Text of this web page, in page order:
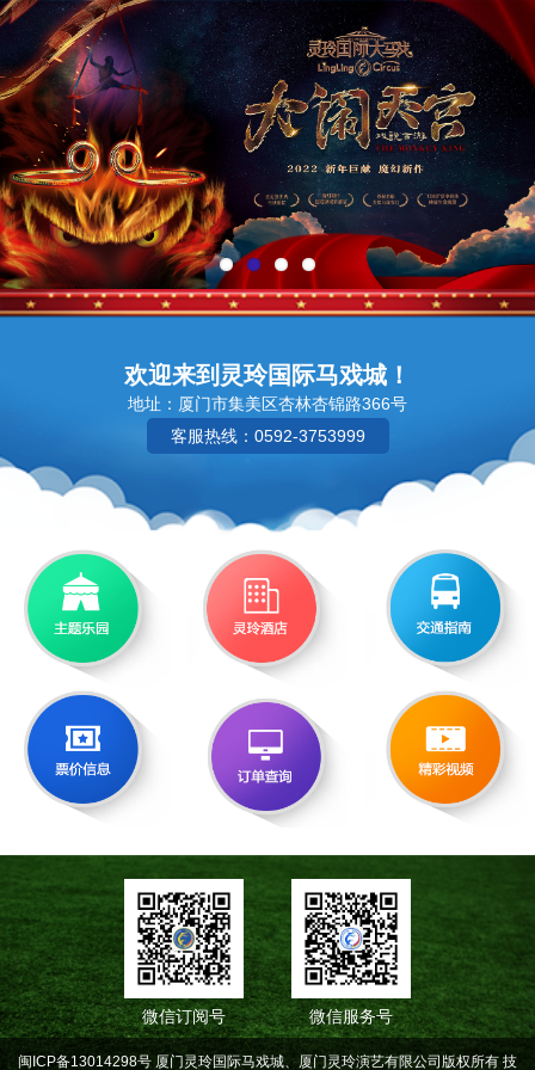
欢迎来到灵玲国际马戏城！
地址：厦门市集美区杏林杏锦路366号
客服热线：0592-3753999
微信订阅号 微信服务号
闽ICP备13014298号 厦门灵玲国际马戏城、厦门灵玲演艺有限公司版权所有 技